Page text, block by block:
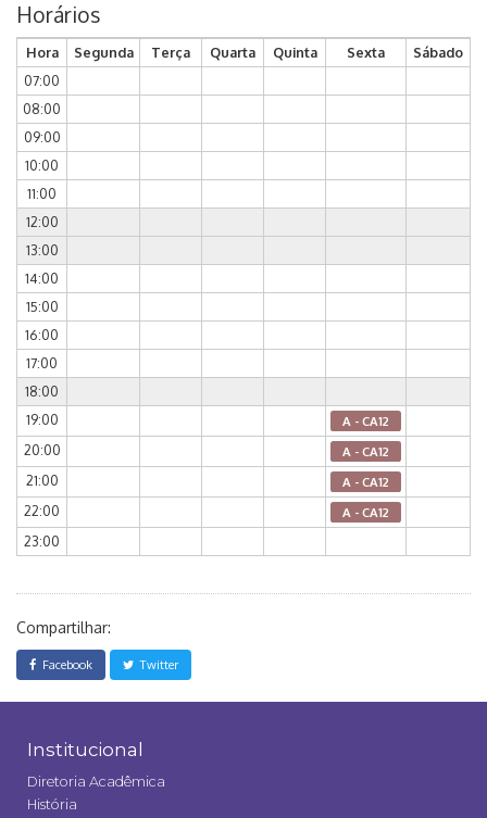
Horários
Hora Segunda Terça Quarta Quinta Sexta
Sábado
07:00
08:00
09:00
10:00
11:00
12:00
13:00
14:00
15:00
16:00
17:00
18:00
19:00
A - CA12
20:00 A - CA12
21:00 A - CA12
22:00 A - CA12
23:00
Compartilhar:
Facebook Twitter
Institucional
Diretoria Acadêmica
História